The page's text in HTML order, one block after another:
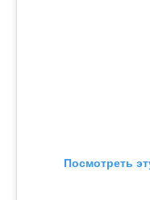
Посмотреть